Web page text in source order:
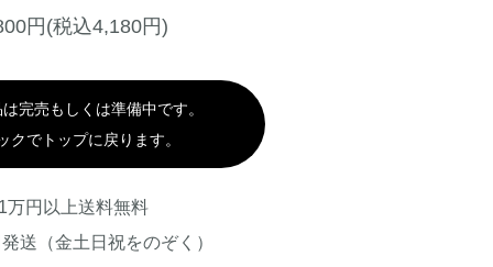
円(税込4,180円)
完売もしくは準備中です。
クでトップに戻ります。
1万円以上送料無料
送（金土日祝をのぞく）